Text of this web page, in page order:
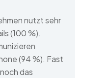
nutzt sehr
(100 %).
(94 %). Fast
das